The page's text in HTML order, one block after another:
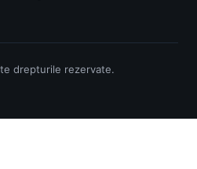
drepturile rezervate.